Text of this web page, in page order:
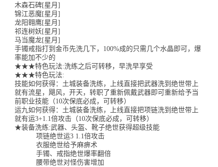
木森石碑[星月]
锦江恶魔[星月]
龙阳翱鹰[星月]
祁连树妖[星月]
马当魔龙[星月]
手镯戒指打到金币先洗几下，100%成的只需几个水晶即可，爆
率能加不少的
★★★特色玩法:洗练之后可转移，早洗早享受
★★★特色玩法:
技能如何获得：土城装备洗练，上线直接把武器洗到绝世带上
就有流星，飓风，开天，转职了重新佩戴武器即可重新给予当
前职业技能（10次保底必成，可转移）
运九如何获得：土城装备洗练，上线直接把项链洗到绝世带上
就有运3+1.1倍攻击（10次保底必成，可转移）
★装备洗练:武器、头盔、靴子绝世获得超级技能
项链绝世运3 1.1倍攻击
衣服绝世给予麻痹术
手镯、戒指绝世爆率翻倍
腰带绝世对怪伤害增加